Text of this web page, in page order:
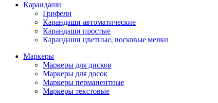
Карандаши
Грифели
Карандаши автоматические
Карандаши простые
Карандаши цветные, восковые мелки
Маркеры
Маркеры для дисков
Маркеры для досок
Маркеры перманентные
Маркеры текстовые